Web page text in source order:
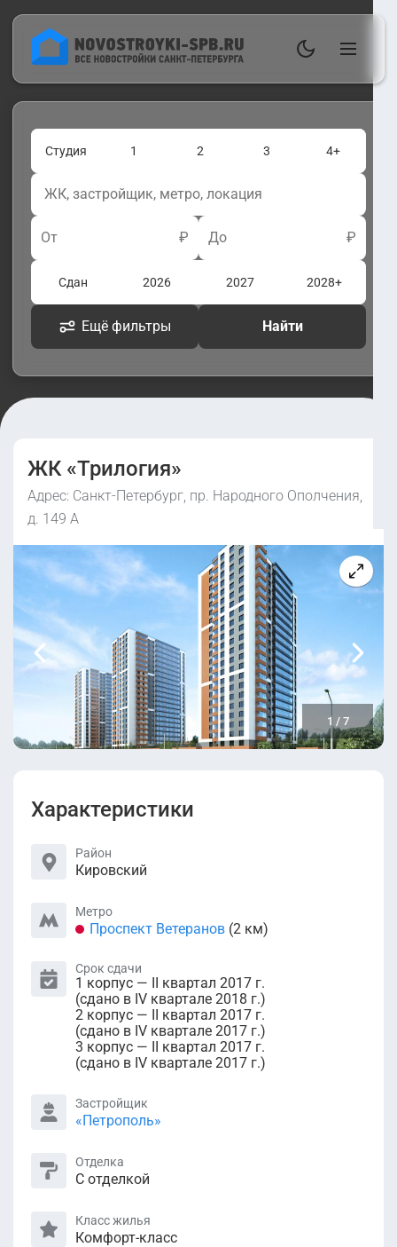
Студия 1 2 3 4+
От ₽ До ₽
Сдан 2026 2027 2028+
Ещё фильтры Найти
ЖК «Трилогия»
Адрес: Санкт-Петербург, пр. Народного Ополчения,
д. 149 А
1 / 7
Характеристики
Район
Кировский
Метро
Проспект Ветеранов (2 км)
Срок сдачи
1 корпус — II квартал 2017 г.
(сдано в IV квартале 2018 г.)
2 корпус — II квартал 2017 г.
(сдано в IV квартале 2017 г.)
3 корпус — II квартал 2017 г.
(сдано в IV квартале 2017 г.)
Застройщик
«Петрополь»
Отделка
С отделкой
Класс жилья
Комфорт-класс